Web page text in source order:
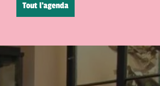
Tout l’agenda